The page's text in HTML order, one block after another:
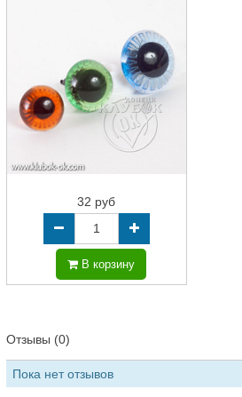
32 руб
В корзину
Отзывы (0)
Пока нет отзывов